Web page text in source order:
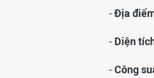
-Địa
- Diện
-Công